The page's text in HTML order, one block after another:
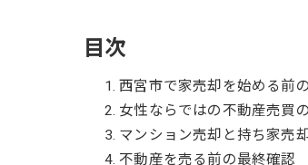
目次
西宮市で家売却を始める前
女性ならではの不動産売買
マンション売却と持ち家売
不動産を売る前の最終確認